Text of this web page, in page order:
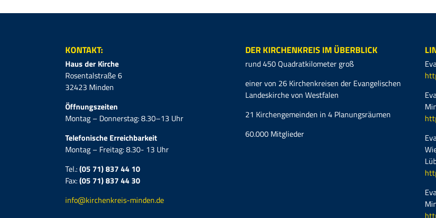
KONTAKT:
Haus der Kirche
Rosentalstraße 6
32423 Minden
Öffnungszeiten
Montag – Donnerstag: 8.30–13 Uhr
Telefonische Erreichbarkeit
Montag – Freitag: 8.30- 13 Uhr
Tel.:(05 71) 837 44 10
Fax:(05 71)837 44 30
info@kirchenkreis-minden.de
DER KIRCHENKREIS IM ÜBERBLICK
rund 450 Quadratkilometer groß
einer von 26 Kirchenkreisen der Evangelischen
Landeskirche von Westfalen
21 Kirchengemeinden in 4 Planungsräumen
60.000 Mitglieder